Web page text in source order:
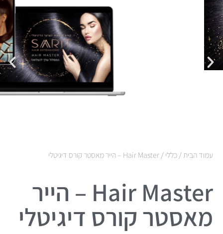
עמוד הבית/כללי/ Hair Master – הייר מאסטר קורס דיגיטלי
Hair Master – הייר
מאסטר קורס דיגיטלי